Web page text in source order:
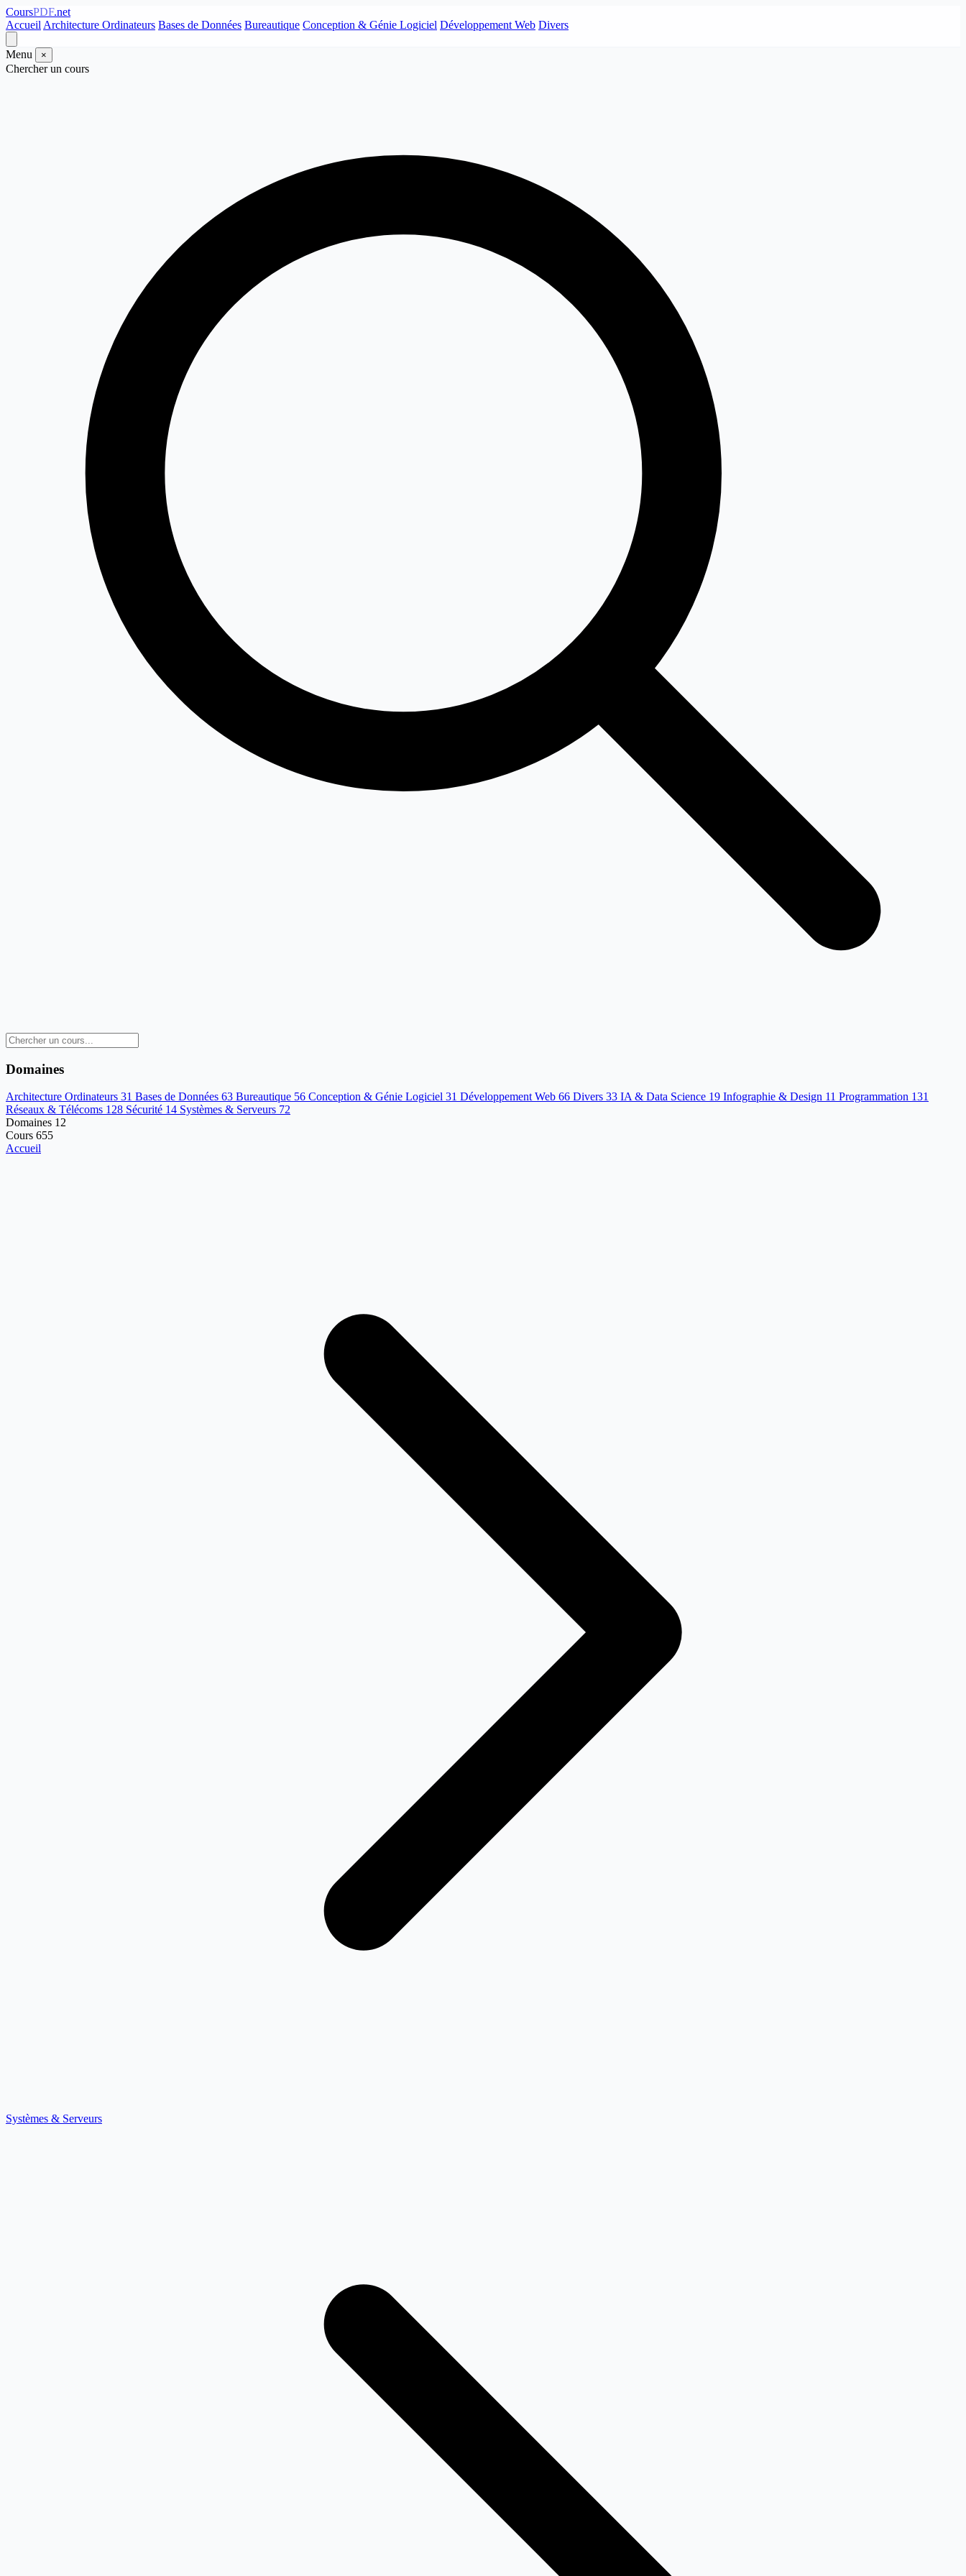
CoursPDF.net
Accueil Architecture Ordinateurs Bases de Données Bureautique Conception & Génie Logiciel Développement Web Divers
Menu ×
Chercher un cours
Domaines
Architecture Ordinateurs 31 Bases de Données 63 Bureautique 56 Conception & Génie Logiciel 31 Développement Web 66 Divers 33 IA & Data Science 19 Infographie & Design 11 Programmation 131
Réseaux & Télécoms 128 Sécurité 14 Systèmes & Serveurs 72
Domaines 12
Cours 655
Accueil
Systèmes & Serveurs